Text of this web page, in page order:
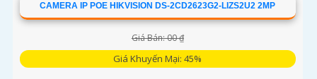
CAMERA IP POE HIKVISION DS-2CD2623G2-LIZS2U2 2MP
Giá Bán: 00 ₫
Giá Khuyến Mại: 45%